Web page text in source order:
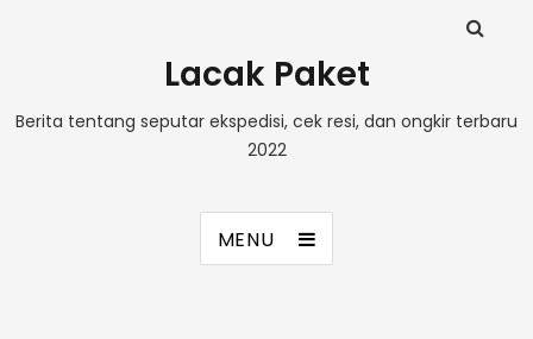
Lacak Paket
Berita tentang seputar ekspedisi, cek resi, dan ongkir terbaru
2022
MENU